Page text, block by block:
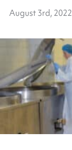
August 3rd, 2022